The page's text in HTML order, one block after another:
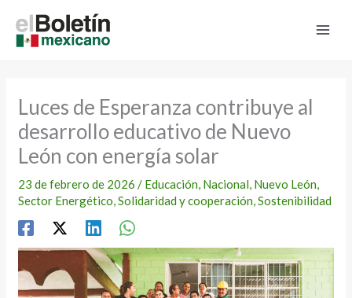
contenido
Luces de Esperanza contribuye al
desarrollo educativo de Nuevo
León con energía solar
23 de febrero de 2026/ Educación, Nacional, Nuevo León,
Sector Energético,Solidaridad y cooperación,Sostenibilidad